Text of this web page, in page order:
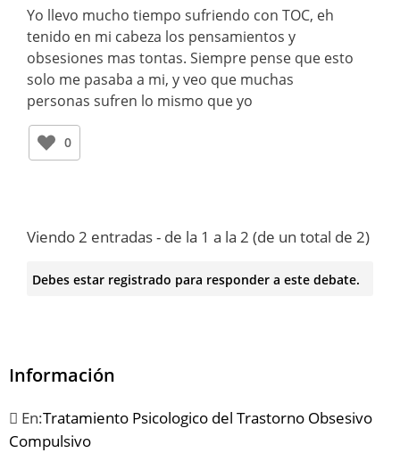
Yo llevo mucho tiempo sufriendo con TOC, eh
tenido en mi cabeza los pensamientos y
obsesiones mas tontas. Siempre pense que esto
solo me pasaba a mi, y veo que muchas
personas sufren lo mismo que yo
0
Viendo 2 entradas - de la 1 a la 2 (de un total de 2)
Debes estar registrado para responder a este debate.
Información
En:Tratamiento Psicologico del Trastorno Obsesivo
Compulsivo